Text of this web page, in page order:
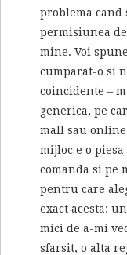
problema cand
permisiunea
mine. Voi
cumparat-o si
coincidente –
generica, pe
mall sau
mijloc e o
comanda si pe
pentru care
exact acesta:
mici de a-mi
sfarsit, o alta